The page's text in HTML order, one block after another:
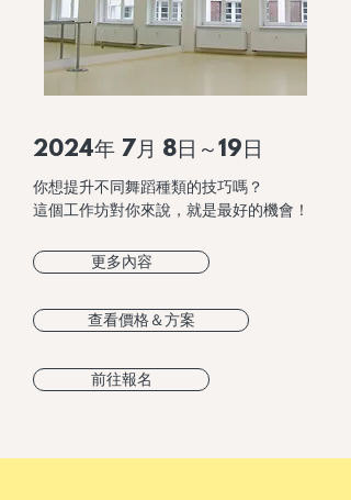
2024年 7月 8日～19日
你想提升不同舞蹈種類的技巧嗎？
這個工作坊對你來說，就是最好的機會！
更多內容
查看價格＆方案
前往報名